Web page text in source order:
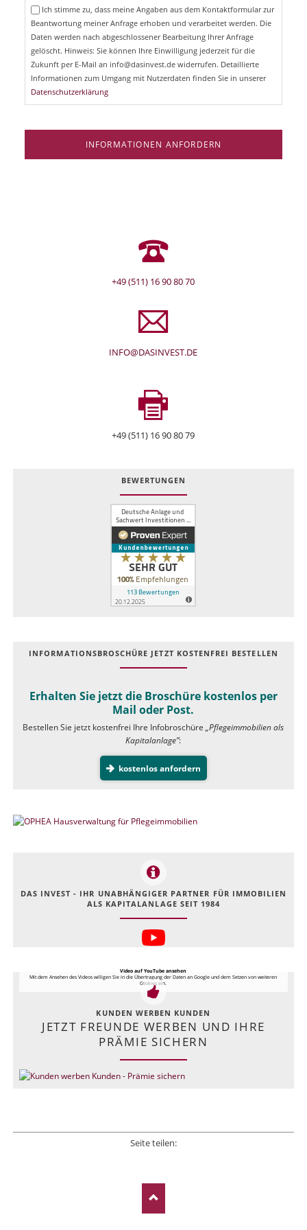
Ich stimme zu, dass meine Angaben aus dem Kontaktformular zur
Beantwortung meiner Anfrage erhoben und verarbeitet werden. Die
Daten werden nach abgeschlossener Bearbeitung Ihrer Anfrage
gelöscht. Hinweis: Sie können Ihre Einwilligung jederzeit für die
Zukunft per E-Mail an info@dasinvest.de widerrufen. Detaillierte
Informationen zum Umgang mit Nutzerdaten finden Sie in unserer
Datenschutzerklärung
INFORMATIONEN ANFORDERN
+49 (511) 16 90 80 70
INFO@DASINVEST.DE
+49 (511) 16 90 80 79
BEWERTUNGEN
INFOR­MATIONS­BROSCHÜRE JETZT KOSTEN­FREI BESTELLEN
Erhalten Sie jetzt die Broschüre kostenlos per
Mail oder Post.
Bestellen Sie jetzt kostenfrei Ihre Infobroschüre„Pflegeimmobilien als
Kapitalanlage”:
kostenlos anfordern
DAS INVEST - IHR UNABHÄNGIGER PARTNER FÜR IMMOBILIEN
ALS KAPITALANLAGE SEIT 1984
Video auf YouTube ansehen
Mit dem Ansehen des Videos willigen Sie in die Übertragung der Daten an Google und dem Setzen von weiteren
Cookies ein.
KUNDEN WERBEN KUNDEN
JETZT FREUNDE WERBEN UND IHRE
PRÄMIE SICHERN
Seite teilen: